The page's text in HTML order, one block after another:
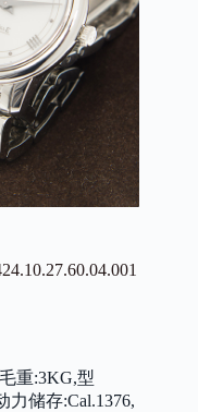
重:3KG,型
力储存:Cal.1376,